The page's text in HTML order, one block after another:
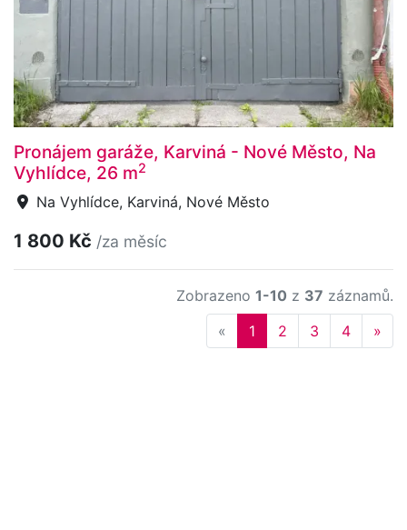
Pronájem garáže, Karviná - Nové Město, Na
Vyhlídce, 26 m2
Na Vyhlídce, Karviná, Nové Město
1 800 Kč /za měsíc
Zobrazeno 1-10 z 37 záznamů.
« Previous
1 2 3 4 »